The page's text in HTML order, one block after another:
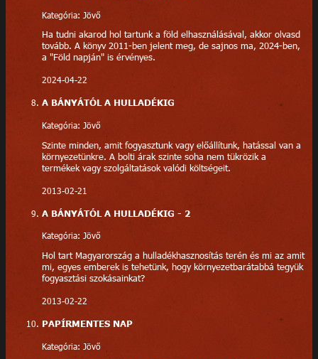
Kategória: Jövő
Ha tudni akarod hol tartunk a föld elhasználásával, akkor olvasd
tovább. A könyv 2011-ben jelent meg, de sajnos ma, 2024-ben,
a "Föld napján" is érvényes.
2024-04-22
A BÁNYÁTÓL A HULLADÉKIG
Kategória: Jövő
Szinte minden, amit fogyasztunk vagy előállítunk, hatással van a
környezetünkre. A bolti árak szinte soha nem tükrözik a
termékek vagy szolgáltatások valódi költségeit.
2013-02-21
A BÁNYÁTÓL A HULLADÉKIG - 2
Kategória: Jövő
Hol tart Magyarország a hulladékhasznosítás terén és mi az amit
mi, egyes emberek is tehetünk, hogy környezetbarátabbá tegyük
fogyasztási szokásainkat?
2013-02-22
PAPÍRMENTES NAP
Kategória: Jövő